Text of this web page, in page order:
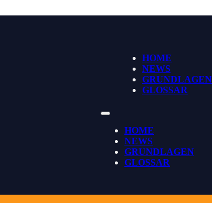
HOME
NEWS
GRUNDLAGEN
GLOSSAR
HOME
NEWS
GRUNDLAGEN
GLOSSAR